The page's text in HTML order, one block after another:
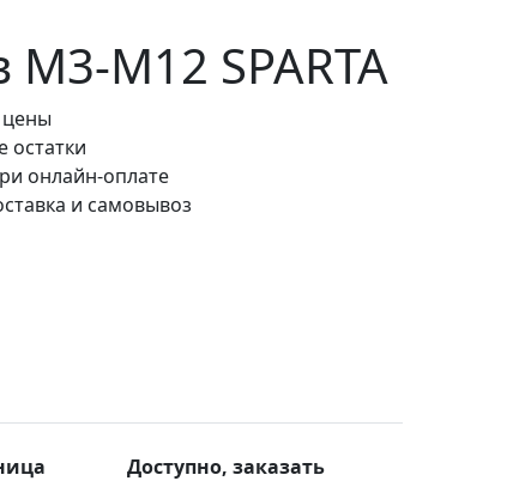
М12 SPARTA
остатки
онлайн-оплате
и самовывоз
Доступно, заказать